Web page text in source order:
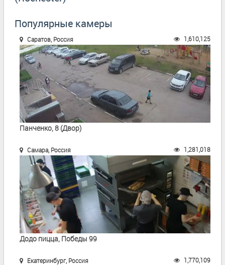
Популярные камеры
Саратов, Россия 1,610,125
Панченко, 8 (Двор)
Самара, Россия 1,281,018
Додо пицца, Победы 99
Екатеринбург, Россия 1,770,109